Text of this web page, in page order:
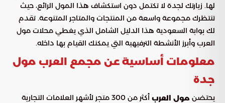
لها. زيارتك لجدة لا تكتمل دون استكشاف هذا المول الرائع، حيث
تنتظرك مجموعة واسعة من المنتجات والمتاجر المتنوعة. تقدم
لك بوابة السعودية هذا الدليل الشامل الذي يغطي محلات مول
العرب وأبرز الأنشطة الترفيهية التي يمكنك القيام بها داخله.
معلومات أساسية عن مجمع العرب مول
جدة
يحتضن مول العرب
أكثر من 300 متجر لأشهر العلامات التجارية